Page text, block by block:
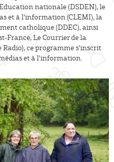
nationale (DSDEN), le
et à l'information (CLEMI), la
catholique (DDEC), ainsi
France, Le Courrier de la
ce programme s'inscrit
et à l'information.